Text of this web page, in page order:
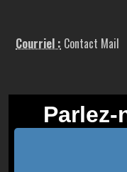
Courriel : Contact Mail